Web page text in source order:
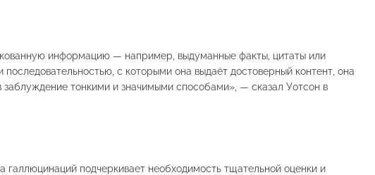
информацию — например, выдуманные факты, цитаты или
с которыми она выдаёт достоверный контент, она
заблуждение тонкими и значимыми способами», — сказал Уотсон в
подчеркивает необходимость тщательной оценки и